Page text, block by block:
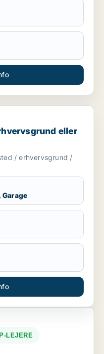
eller garage til salg i
eller
/ erhvervsgrund /
LEJERE